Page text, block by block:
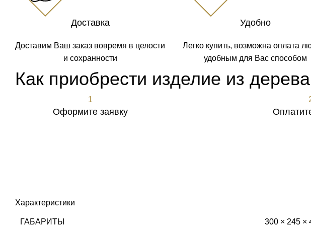
Доставка
Доставим Ваш заказ вовремя в целости
и сохранности
Удобно
Легко купить, возможна оплата
удобным для Вас способом
Как приобрести изделие из дерева
1
Оформите заявку
Характеристики
ГАБАРИТЫ 300 × 245 ×